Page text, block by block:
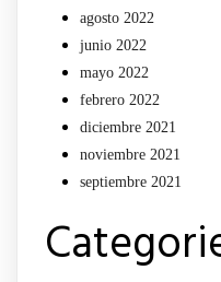
agosto 2022
junio 2022
mayo 2022
febrero 2022
diciembre 2021
noviembre 2021
septiembre 2021